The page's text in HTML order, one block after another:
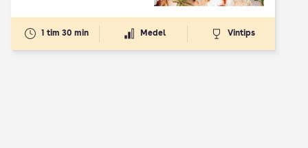
1 tim 30 min Medel Vintips